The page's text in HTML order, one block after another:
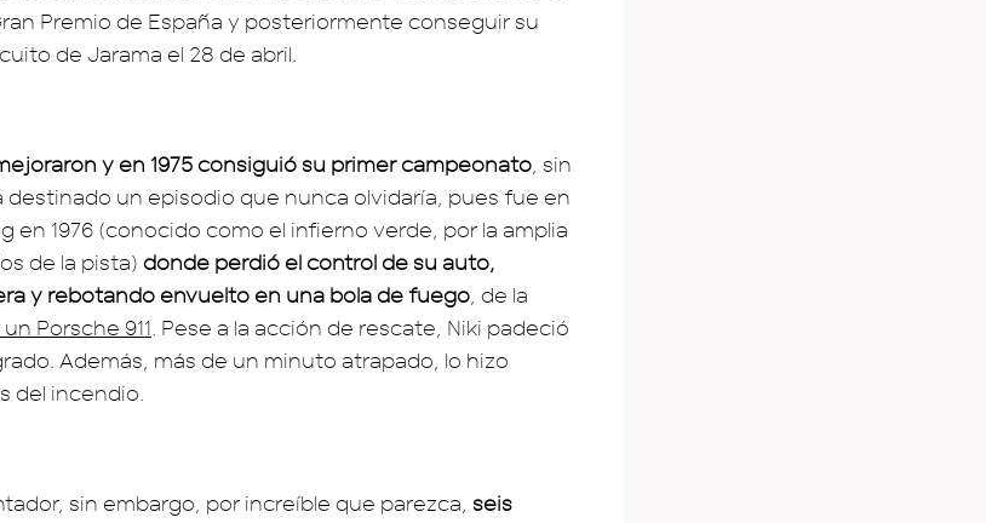
Premio de España y posteriormente conseguir su
de Jarama el 28 de abril.
y en 1975 consiguió su primer campeonato , sin
destinado un episodio que nunca olvidaría, pues fue en
en 1976 (conocido como el infierno verde, por la amplia
de la pista) donde perdió el control de su auto,
y rebotando envuelto en una bola de fuego , de la
Porsche 911 . Pese a la acción de rescate, Niki padeció
Además, más de un minuto atrapado, lo hizo
del incendio.
sin embargo, por increíble que parezca, seis